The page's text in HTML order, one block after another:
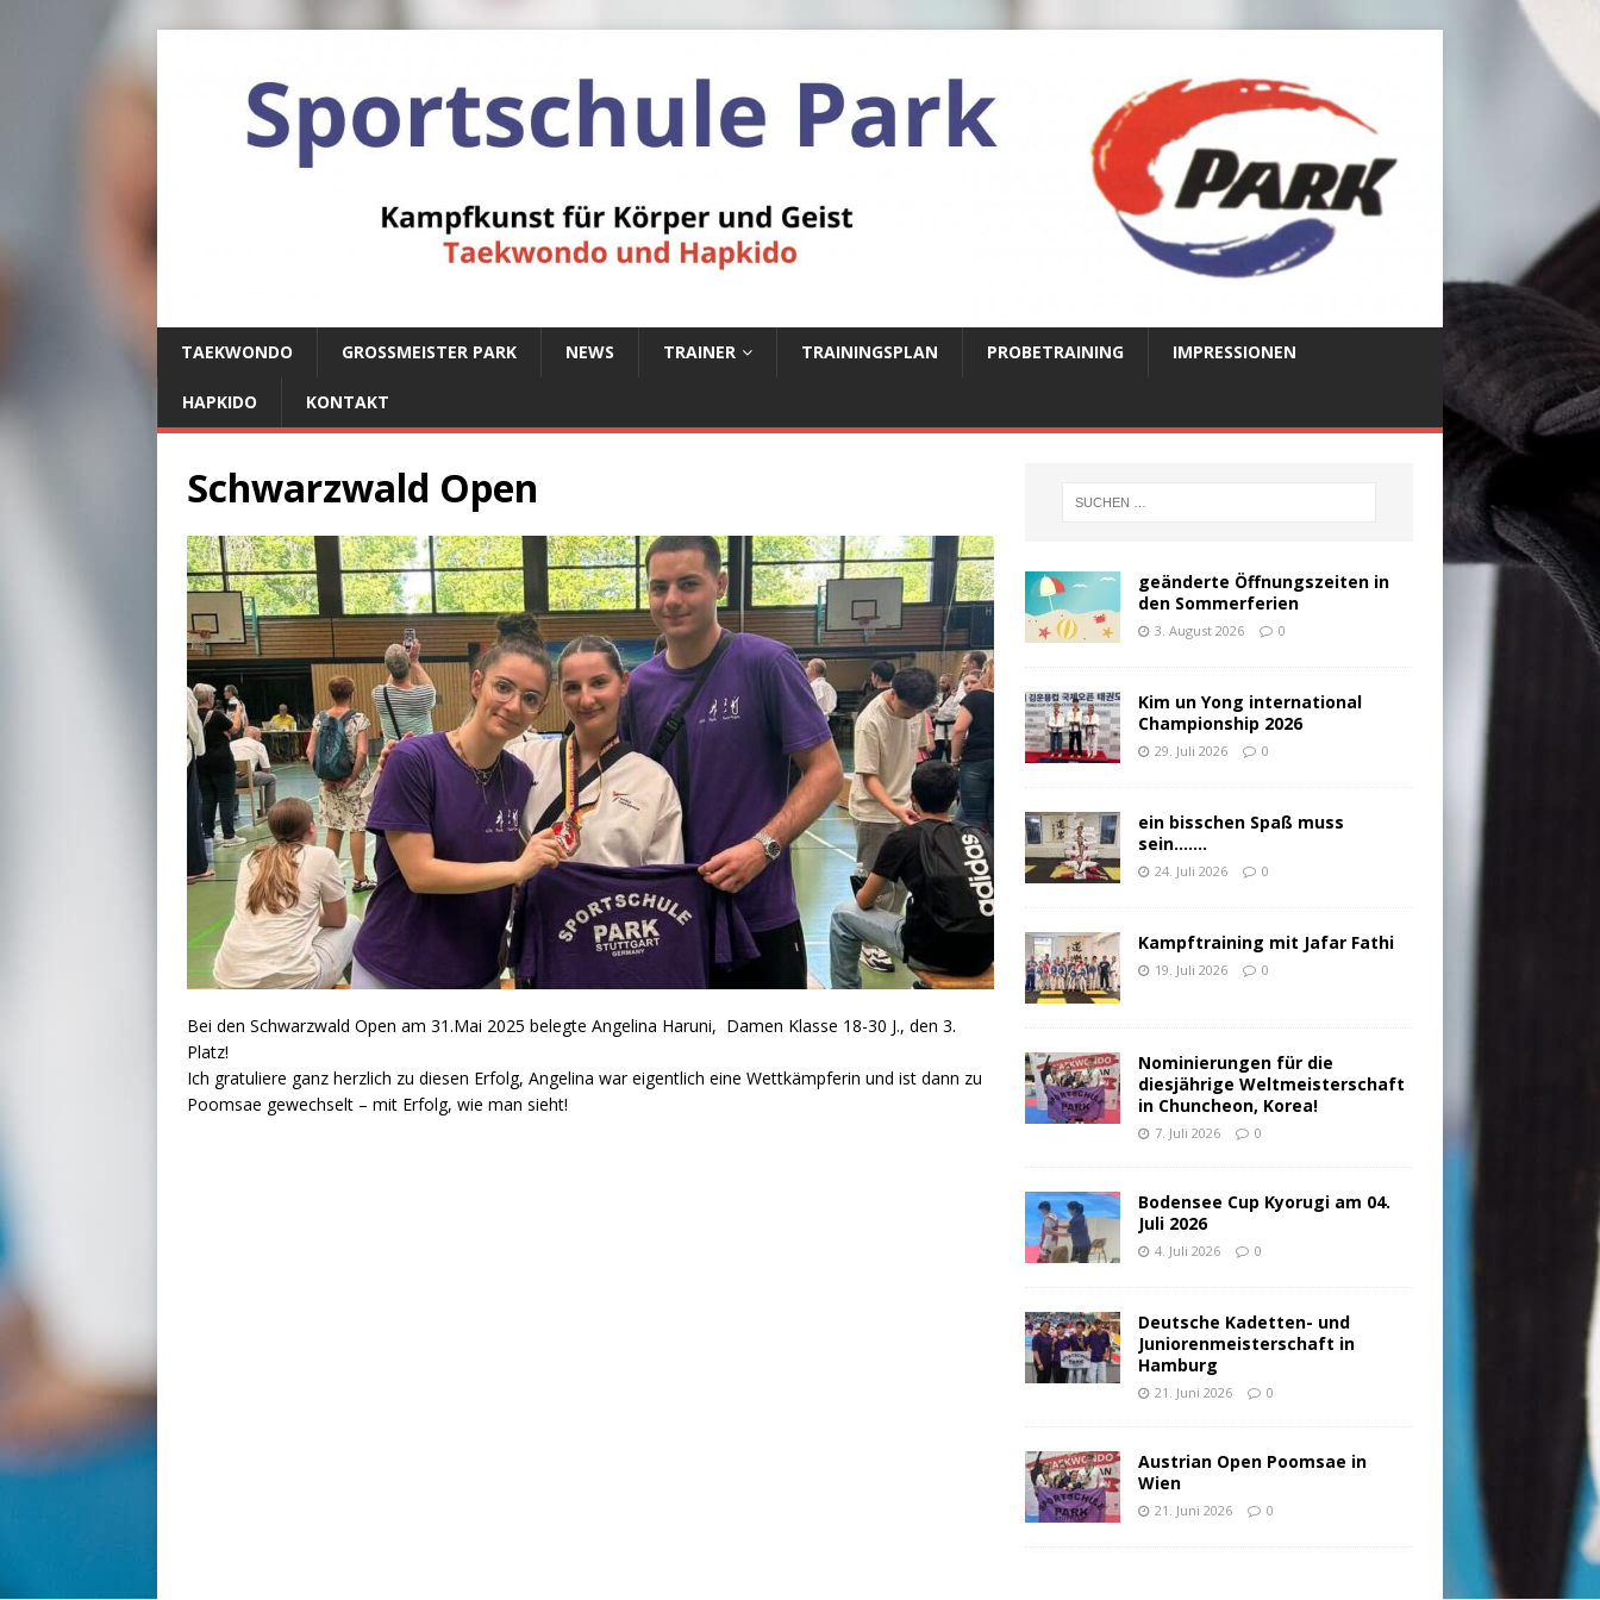
TAEKWONDO GROSSMEISTER PARK NEWS TRAINER TRAININGSPLAN PROBETRAINING IMPRESSIONEN
HAPKIDO KONTAKT
Schwarzwald Open
Bei den Schwarzwald Open am 31.Mai 2025 belegte Angelina Haruni, Damen Klasse 18-30 J., den 3.
Platz!
Ich gratuliere ganz herzlich zu diesen Erfolg, Angelina war eigentlich eine Wettkämpferin und ist dann zu
Poomsae gewechselt – mit Erfolg, wie man sieht!
geänderte Öffnungszeiten in
den Sommerferien
3. August 2026 0
Kim un Yong international
Championship 2026
29. Juli 2026 0
ein bisschen Spaß muss
sein…….
24. Juli 2026 0
Kampftraining mit Jafar Fathi
19. Juli 2026 0
Nominierungen für die
diesjährige Weltmeisterschaft
in Chuncheon, Korea!
7. Juli 2026 0
Bodensee Cup Kyorugi am 04.
Juli 2026
4. Juli 2026 0
Deutsche Kadetten- und
Juniorenmeisterschaft in
Hamburg
21. Juni 2026 0
Austrian Open Poomsae in
Wien
21. Juni 2026 0